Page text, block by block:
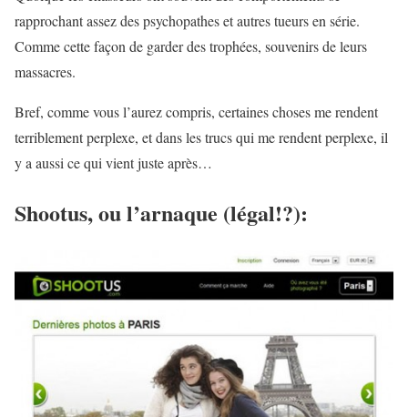
rapprochant assez des psychopathes et autres tueurs en série.
Comme cette façon de garder des trophées, souvenirs de leurs
massacres.
Bref, comme vous l’aurez compris, certaines choses me rendent
terriblement perplexe, et dans les trucs qui me rendent perplexe, il
y a aussi ce qui vient juste après…
Shootus, ou l’arnaque (légal!?):